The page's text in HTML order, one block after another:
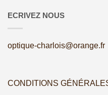
ECRIVEZ NOUS
optique-charlois@orange.fr
CONDITIONS